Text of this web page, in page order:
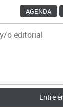
AGENDA
Entre